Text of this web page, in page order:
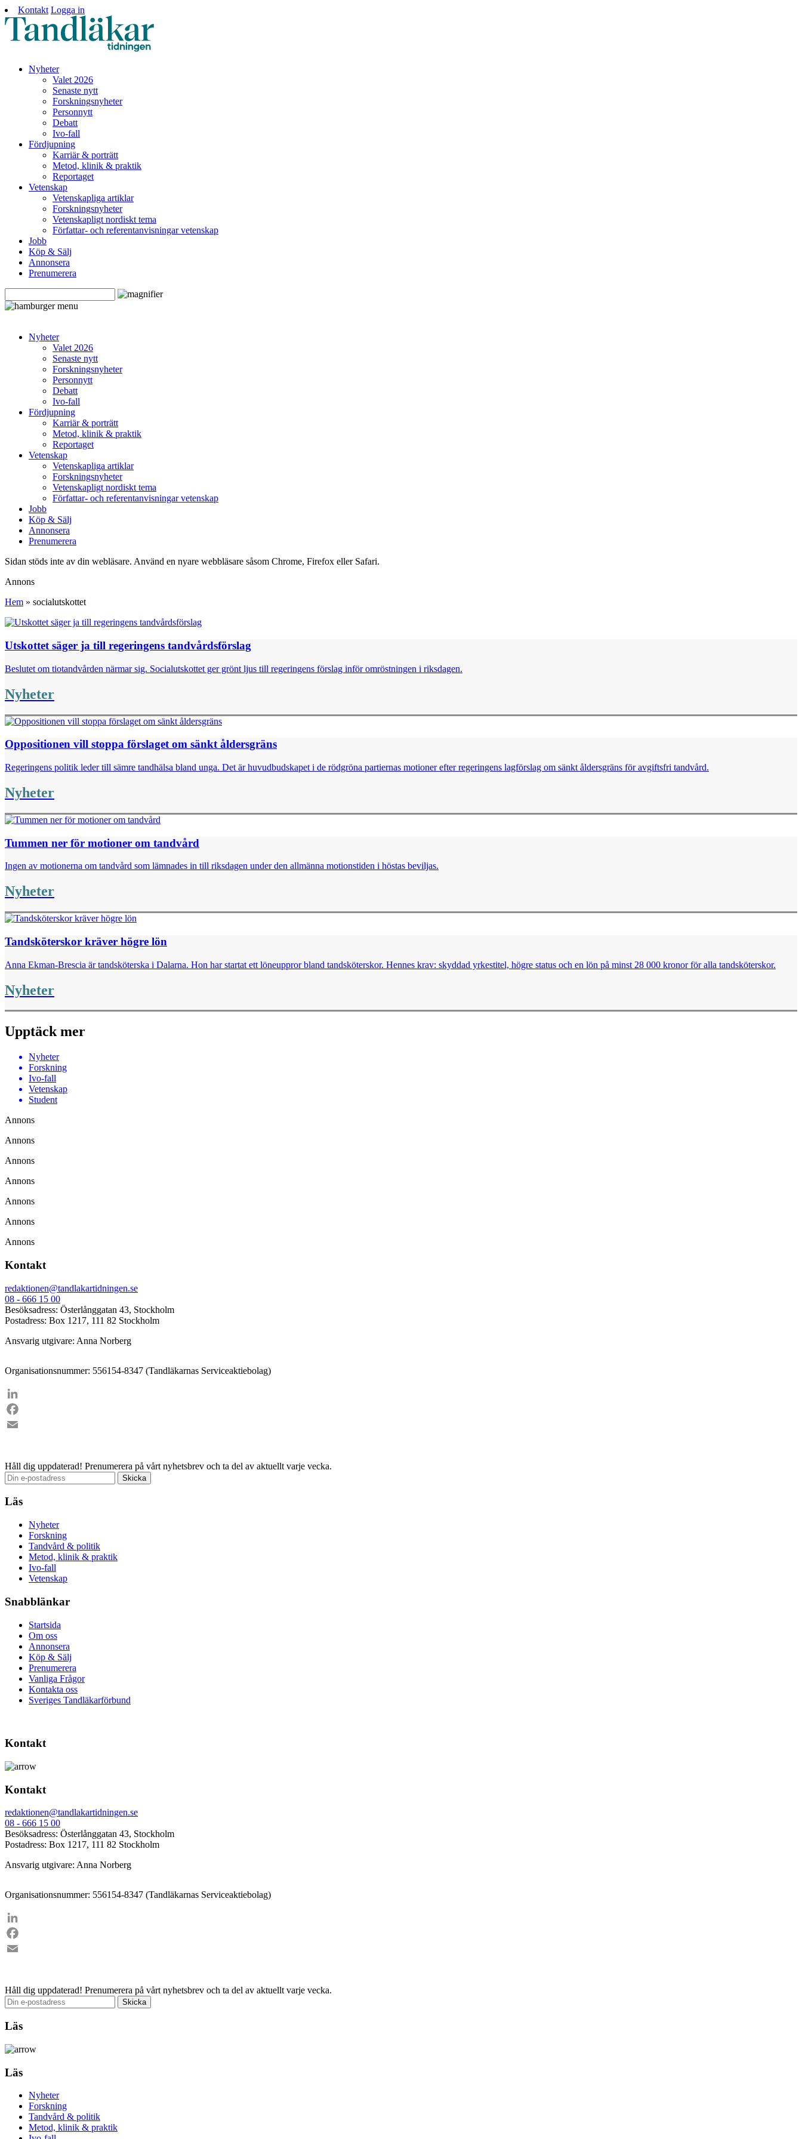
Kontakt Logga in
Nyheter
Valet 2026
Senaste nytt
Forskningsnyheter
Personnytt
Debatt
Ivo-fall
Fördjupning
Karriär & porträtt
Metod, klinik & praktik
Reportaget
Vetenskap
Vetenskapliga artiklar
Forskningsnyheter
Vetenskapligt nordiskt tema
Författar- och referentanvisningar vetenskap
Jobb
Köp & Sälj
Annonsera
Prenumerera
Nyheter
Valet 2026
Senaste nytt
Forskningsnyheter
Personnytt
Debatt
Ivo-fall
Fördjupning
Karriär & porträtt
Metod, klinik & praktik
Reportaget
Vetenskap
Vetenskapliga artiklar
Forskningsnyheter
Vetenskapligt nordiskt tema
Författar- och referentanvisningar vetenskap
Jobb
Köp & Sälj
Annonsera
Prenumerera
Sidan stöds inte av din webläsare. Använd en nyare webbläsare såsom Chrome, Firefox eller Safari.
Annons
Hem » socialutskottet
Utskottet säger ja till regeringens tandvårdsförslag
Beslutet om tiotandvården närmar sig. Socialutskottet ger grönt ljus till regeringens förslag inför omröstningen i riksdagen.
Nyheter
Oppositionen vill stoppa förslaget om sänkt åldersgräns
Regeringens politik leder till sämre tandhälsa bland unga. Det är huvudbudskapet i de rödgröna partiernas motioner efter regeringens lagförslag om sänkt åldersgräns för avgiftsfri tandvård.
Nyheter
Tummen ner för motioner om tandvård
Ingen av motionerna om tandvård som lämnades in till riksdagen under den allmänna motionstiden i höstas beviljas.
Nyheter
Tandsköterskor kräver högre lön
Anna Ekman-Brescia är tandsköterska i Dalarna. Hon har startat ett löneuppror bland tandsköterskor. Hennes krav: skyddad yrkestitel, högre status och en lön på minst 28 000 kronor för alla tandsköterskor.
Nyheter
Upptäck mer
Nyheter
Forskning
Ivo-fall
Vetenskap
Student
Annons
Annons
Annons
Annons
Annons
Annons
Annons
Kontakt
redaktionen@tandlakartidningen.se
08 - 666 15 00
Besöksadress: Österlånggatan 43, Stockholm
Postadress: Box 1217, 111 82 Stockholm
Ansvarig utgivare: Anna Norberg
Organisationsnummer: 556154-8347 (Tandläkarnas Serviceaktiebolag)
LinkedIn
Facebook
Håll dig uppdaterad! Prenumerera på vårt nyhetsbrev och ta del av aktuellt varje vecka.
Läs
Nyheter
Forskning
Tandvård & politik
Metod, klinik & praktik
Ivo-fall
Vetenskap
Snabblänkar
Startsida
Om oss
Annonsera
Köp & Sälj
Prenumerera
Vanliga Frågor
Kontakta oss
Sveriges Tandläkarförbund
Kontakt
Kontakt
redaktionen@tandlakartidningen.se
08 - 666 15 00
Besöksadress: Österlånggatan 43, Stockholm
Postadress: Box 1217, 111 82 Stockholm
Ansvarig utgivare: Anna Norberg
Organisationsnummer: 556154-8347 (Tandläkarnas Serviceaktiebolag)
LinkedIn
Facebook
Håll dig uppdaterad! Prenumerera på vårt nyhetsbrev och ta del av aktuellt varje vecka.
Läs
Läs
Nyheter
Forskning
Tandvård & politik
Metod, klinik & praktik